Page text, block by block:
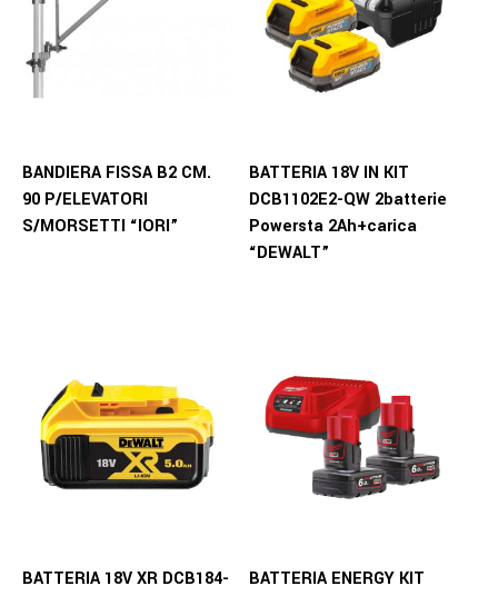
BANDIERA FISSA B2 CM.
90 P/ELEVATORI
S/MORSETTI “IORI”
BATTERIA 18V IN KIT
DCB1102E2-QW 2batterie
Powersta 2Ah+carica
“DEWALT”
BATTERIA 18V XR DCB184-
BATTERIA ENERGY KIT